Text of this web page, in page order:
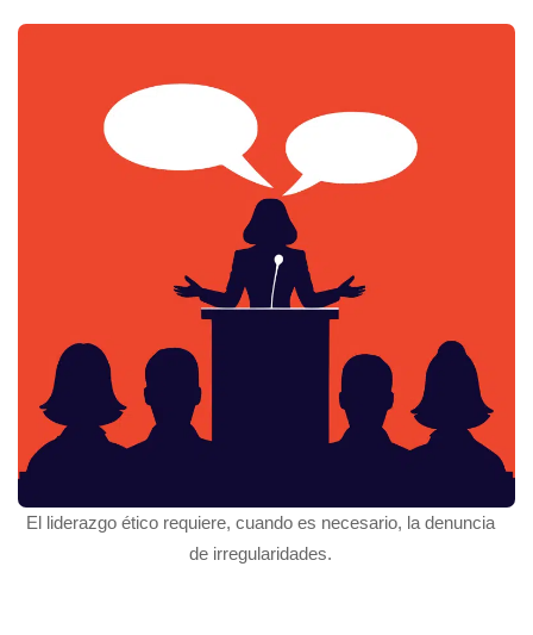
El liderazgo ético requiere, cuando es necesario, la denuncia
de irregularidades.